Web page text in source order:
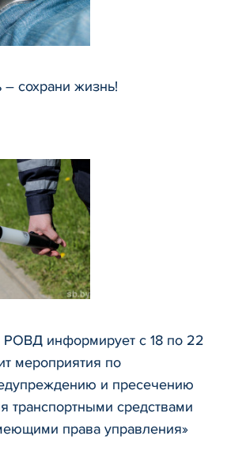
сохрани жизнь!
информирует с 18 по 22
мероприятия по
и пресечению
транспортными средствами
права управления»